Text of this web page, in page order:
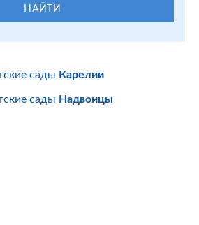
НАЙТИ
сады Карелии
сады Надвоицы